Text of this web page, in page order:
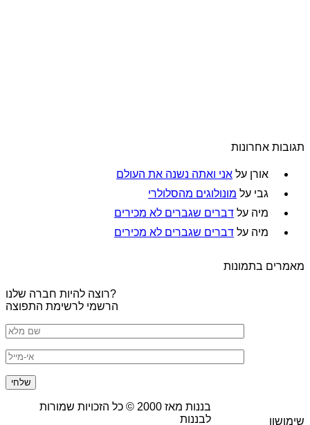
תגובות אחרונות
אורן על אני ואתה נשנה את העולם
גבי על מונולוגים מהסלולרי
מיה על דברים שגברים לא מכירים
מיה על דברים שגברים לא מכירים
מאמרים בתמונות
רוצה להיות חברה שלנו?
הרשמי לרשימת התפוצה
שימושון
בננות מאז2000 © כל הזכויות שמורות
לבננות